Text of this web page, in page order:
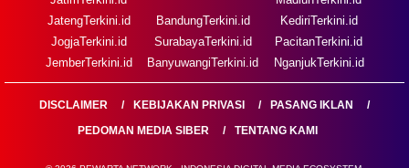
JatengTerkini.id
JogjaTerkini.id
JemberTerkini.id
BandungTerkini.id
SurabayaTerkini.id
BanyuwangiTerkini.id
KediriTerkini.id
PacitanTerkini.id
NganjukTerkini.id
DISCLAIMER KEBIJAKAN PRIVASI
PASANG IKLAN
PEDOMAN MEDIA SIBER
TENTANG KAMI